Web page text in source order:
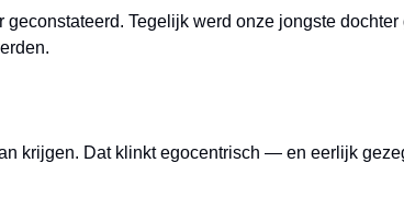
Tegelijk werd onze jongste
krijgen. Dat klinkt egocentrisch — en eerlijk